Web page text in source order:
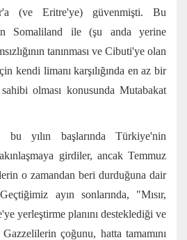
(ve Eritre'ye) güvenmişti. Bu
Somaliland ile (şu anda yerine
tanınması ve Cibuti'ye olan
kendi limanı karşılığında en az bir
olması konusunda Mutabakat
yılın başlarında Türkiye'nin
girdiler, ancak Temmuz
o zamandan beri durduğuna dair
ayın sonlarında, "Mısır,
yerleştirme planını desteklediği ve
çoğunu, hatta tamamını